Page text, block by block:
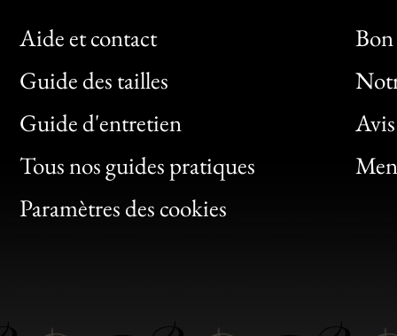
Aide et contact
Guide des tailles
Guide d'entretien
Tous nos guides pratiques
Paramètres des cookies
Bon
Clic